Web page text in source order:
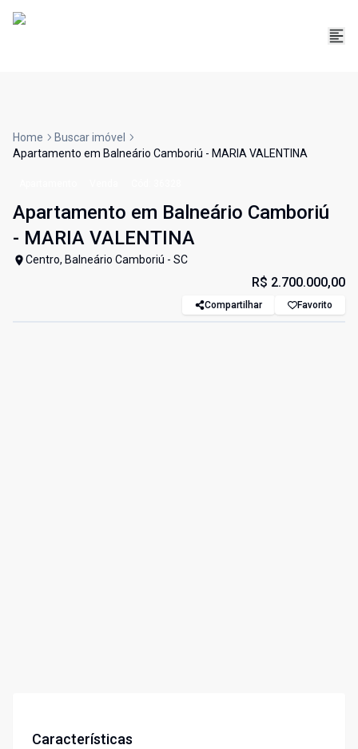
Home
Buscar imóvel
Apartamento em Balneário Camboriú - MARIA VALENTINA
Apartamento em Balneário Camboriú
- MARIA VALENTINA
Centro, Balneário Camboriú - SC
R$ 2.700.000,00
Compartilhar Favorito
Características